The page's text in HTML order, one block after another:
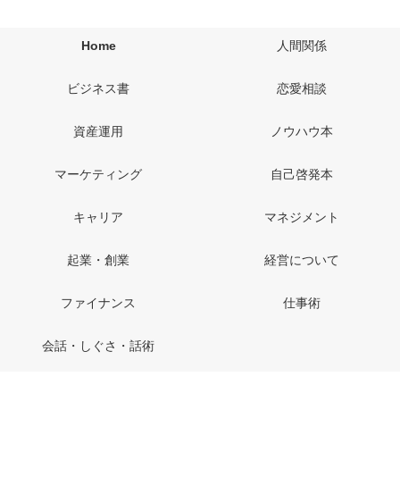
Home 人間関係
ビジネス書 恋愛相談
資産運用 ノウハウ本
マーケティング 自己啓発本
キャリア マネジメント
起業・創業 経営について
ファイナンス 仕事術
会話・しぐさ・話術